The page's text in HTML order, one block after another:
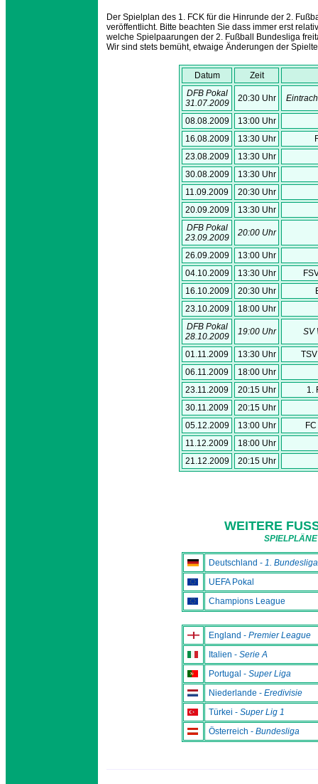
Der Spielplan des 1. FCK für die Hinrunde der 2.
veröffentlicht. Bitte beachten Sie dass immer erst
welche Spielpaarungen der 2. Fußball Bundesliga
Wir sind stets bemüht, etwaige Änderungen der
Datum
Zeit
DFB Pokal
31.07.2009
20:30 Uhr
08.08.2009
13:00 Uhr
16.08.2009
13:30 Uhr
23.08.2009
13:30 Uhr
30.08.2009
13:30 Uhr
11.09.2009
20:30 Uhr
20.09.2009
13:30 Uhr
DFB Pokal
23.09.2009
20:00 Uhr
26.09.2009
13:00 Uhr
04.10.2009
13:30 Uhr
16.10.2009
20:30 Uhr
23.10.2009
18:00 Uhr
DFB Pokal
28.10.2009
19:00 Uhr SV
01.11.2009 13:30 Uhr
06.11.2009
18:00 Uhr
23.11.2009
20:15 Uhr
1.
30.11.2009
20:15 Uhr
05.12.2009
13:00 Uhr
11.12.2009
18:00 Uhr
21.12.2009
20:15 Uhr
WEITERE
Deutschland - 1. Bundesliga
UEFA Pokal
Champions League
England - Premier League
Italien - Serie A
Portugal - Super Liga
Niederlande - Eredivisie
Türkei - Super Lig 1
Österreich - Bundesliga